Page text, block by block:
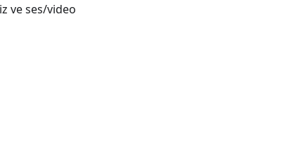
ve ses/video